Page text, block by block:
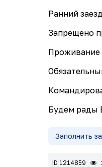
Ранний
Запрещено
Проживание
Будем рады
Заполнить
ID 1214859